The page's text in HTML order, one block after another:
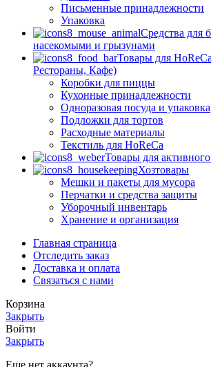
Письменные принадлежности
Упаковка
Средства для
насекомыми и грызунами
Товары для
Рестораны, Кафе)
Коробки для пиццы
Кухонные принадлежности
Одноразовая посуда и упаковка
Подложки для тортов
Расходные материалы
Текстиль для HoReCa
Товары для
Хозтовары
Мешки и пакеты для мусора
Перчатки и средства защиты
Уборочный инвентарь
Хранение и организация
Главная страница
Отследить заказ
Доставка и оплата
Связаться с нами
Корзина
Закрыть
Войти
Закрыть
Еще нет аккаунта?